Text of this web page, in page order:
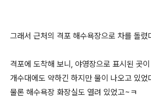
그래서 근처의 격포 해수욕장으로 차를 돌렸
격포에 도착해 보니, 야영장으로 표시된 곳
개수대에도 약하긴 하지만 물이 나오고 있었
물론 해수욕장 화장실도 열려 있었고~ㅋ